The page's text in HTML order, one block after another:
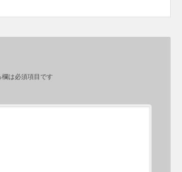
欄は必須項目です